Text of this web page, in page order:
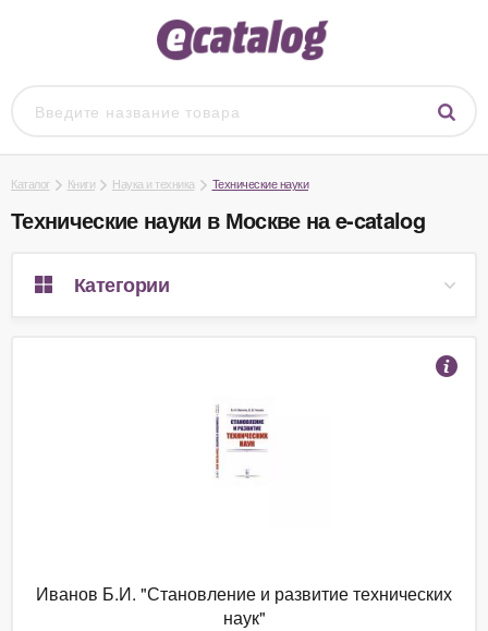
Каталог Книги Наука и техника Технические науки
Технические науки в Москве на e-catalog
Категории
Иванов Б.И. "Становление и развитие технических
наук"